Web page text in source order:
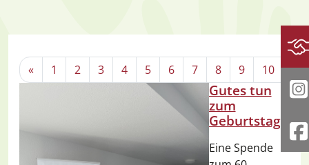
« 1 2 3 4 5 6 7 8 9 10 11
Gutes tun
zum
Geburtstag
Eine Spende